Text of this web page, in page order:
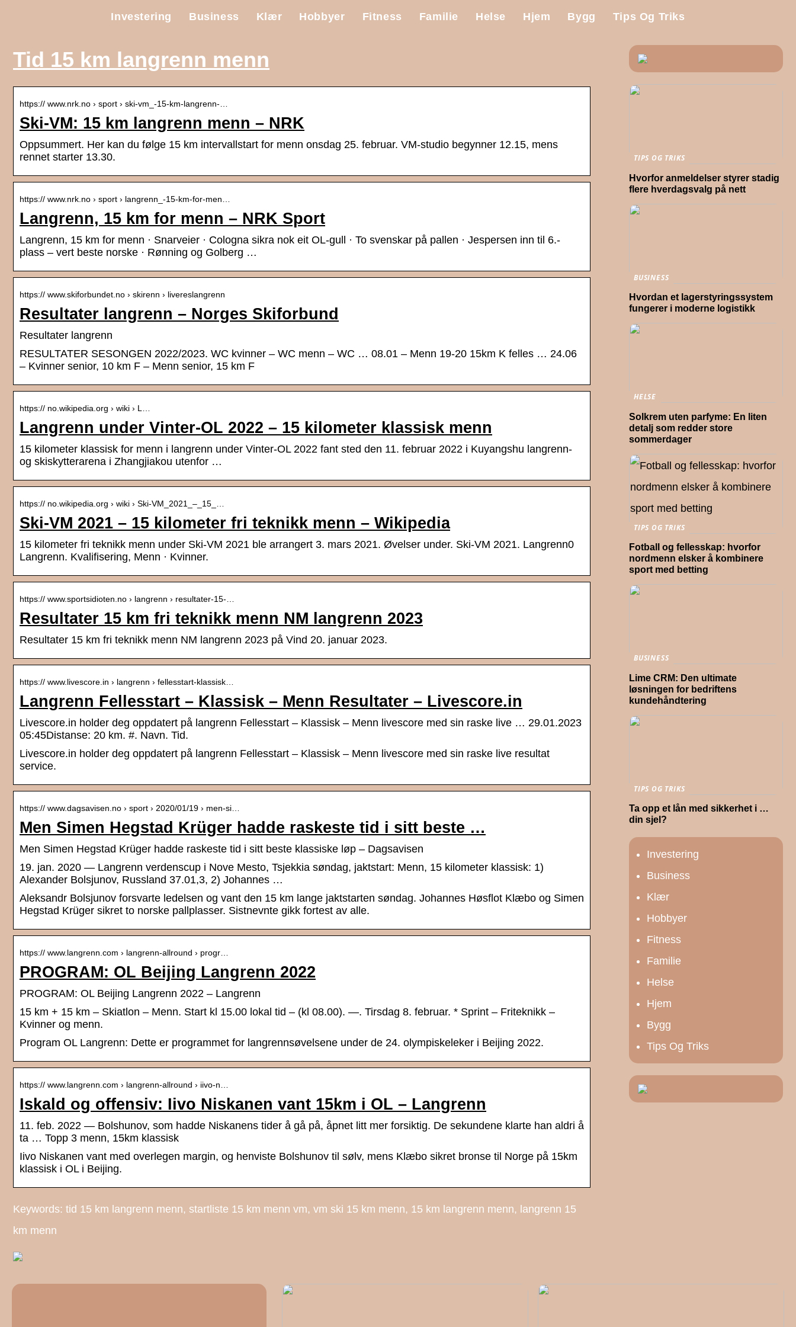
Investering Business Klær Hobbyer Fitness Familie Helse Hjem Bygg Tips Og Triks
Tid 15 km langrenn menn
https:// www.nrk.no › sport › ski-vm_-15-km-langrenn-…
Ski-VM: 15 km langrenn menn – NRK
Oppsummert. Her kan du følge 15 km intervallstart for menn onsdag 25. februar. VM-studio begynner 12.15, mens
rennet starter 13.30.
https:// www.nrk.no › sport › langrenn_-15-km-for-men…
Langrenn, 15 km for menn – NRK Sport
Langrenn, 15 km for menn · Snarveier · Cologna sikra nok eit OL-gull · To svenskar på pallen · Jespersen inn til 6.-
plass – vert beste norske · Rønning og Golberg …
https:// www.skiforbundet.no › skirenn › livereslangrenn
Resultater langrenn – Norges Skiforbund
Resultater langrenn
RESULTATER SESONGEN 2022/2023. WC kvinner – WC menn – WC … 08.01 – Menn 19-20 15km K felles … 24.06
– Kvinner senior, 10 km F – Menn senior, 15 km F
https:// no.wikipedia.org › wiki › L…
Langrenn under Vinter-OL 2022 – 15 kilometer klassisk menn
15 kilometer klassisk for menn i langrenn under Vinter-OL 2022 fant sted den 11. februar 2022 i Kuyangshu langrenn-
og skiskytterarena i Zhangjiakou utenfor …
https:// no.wikipedia.org › wiki › Ski-VM_2021_–_15_…
Ski-VM 2021 – 15 kilometer fri teknikk menn – Wikipedia
15 kilometer fri teknikk menn under Ski-VM 2021 ble arrangert 3. mars 2021. Øvelser under. Ski-VM 2021. Langrenn0
Langrenn. Kvalifisering, Menn · Kvinner.
https:// www.sportsidioten.no › langrenn › resultater-15-…
Resultater 15 km fri teknikk menn NM langrenn 2023
Resultater 15 km fri teknikk menn NM langrenn 2023 på Vind 20. januar 2023.
https:// www.livescore.in › langrenn › fellesstart-klassisk…
Langrenn Fellesstart – Klassisk – Menn Resultater – Livescore.in
Livescore.in holder deg oppdatert på langrenn Fellesstart – Klassisk – Menn livescore med sin raske live … 29.01.2023
05:45Distanse: 20 km. #. Navn. Tid.
Livescore.in holder deg oppdatert på langrenn Fellesstart – Klassisk – Menn livescore med sin raske live resultat
service.
https:// www.dagsavisen.no › sport › 2020/01/19 › men-si…
Men Simen Hegstad Krüger hadde raskeste tid i sitt beste …
Men Simen Hegstad Krüger hadde raskeste tid i sitt beste klassiske løp – Dagsavisen
19. jan. 2020 — Langrenn verdenscup i Nove Mesto, Tsjekkia søndag, jaktstart: Menn, 15 kilometer klassisk: 1)
Alexander Bolsjunov, Russland 37.01,3, 2) Johannes …
Aleksandr Bolsjunov forsvarte ledelsen og vant den 15 km lange jaktstarten søndag. Johannes Høsflot Klæbo og Simen
Hegstad Krüger sikret to norske pallplasser. Sistnevnte gikk fortest av alle.
https:// www.langrenn.com › langrenn-allround › progr…
PROGRAM: OL Beijing Langrenn 2022
PROGRAM: OL Beijing Langrenn 2022 – Langrenn
15 km + 15 km – Skiatlon – Menn. Start kl 15.00 lokal tid – (kl 08.00). —. Tirsdag 8. februar. * Sprint – Friteknikk –
Kvinner og menn.
Program OL Langrenn: Dette er programmet for langrennsøvelsene under de 24. olympiskeleker i Beijing 2022.
https:// www.langrenn.com › langrenn-allround › iivo-n…
Iskald og offensiv: Iivo Niskanen vant 15km i OL – Langrenn
11. feb. 2022 — Bolshunov, som hadde Niskanens tider å gå på, åpnet litt mer forsiktig. De sekundene klarte han aldri å
ta … Topp 3 menn, 15km klassisk
Iivo Niskanen vant med overlegen margin, og henviste Bolshunov til sølv, mens Klæbo sikret bronse til Norge på 15km
klassisk i OL i Beijing.
Keywords: tid 15 km langrenn menn, startliste 15 km menn vm, vm ski 15 km menn, 15 km langrenn menn, langrenn 15
km menn
TIPS OG TRIKS
Hvorfor anmeldelser styrer stadig
flere hverdagsvalg på nett
BUSINESS
Hvordan et lagerstyringssystem
fungerer i moderne logistikk
HELSE
Solkrem uten parfyme: En liten
detalj som redder store
sommerdager
TIPS OG TRIKS
Fotball og fellesskap: hvorfor
nordmenn elsker å kombinere
sport med betting
BUSINESS
Lime CRM: Den ultimate
løsningen for bedriftens
kundehåndtering
TIPS OG TRIKS
Ta opp et lån med sikkerhet i …
din sjel?
Investering
Business
Klær
Hobbyer
Fitness
Familie
Helse
Hjem
Bygg
Tips Og Triks